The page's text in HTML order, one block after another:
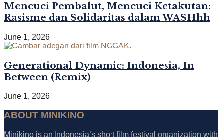
Mencuci Pembalut, Mencuci Ketakutan:
Rasisme dan Solidaritas dalam WASHhh
June 1, 2026
Generational Dynamic: Indonesia, In
Between (Remix)
June 1, 2026
ABOUT MINIKINO
Minikino is an Indonesia’s short film festival organization with